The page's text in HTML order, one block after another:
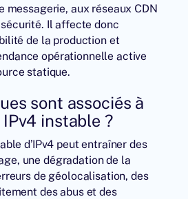
messagerie, aux réseaux CDN
Il affecte donc
de la production et
opérationnelle active
statique.
sont associés à
instable ?
d’IPv4 peut entraîner des
une dégradation de la
de géolocalisation, des
des abus et des